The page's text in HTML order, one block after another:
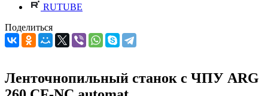
RUTUBE
Поделиться
Ленточнопильный станок с ЧПУ ARG